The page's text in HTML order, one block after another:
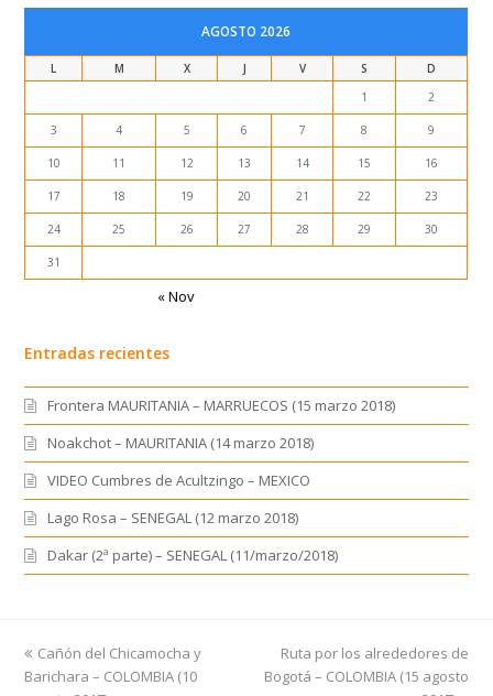
AGOSTO 2026
L M X J V S
D
1
2
3 4 5 6 7 8 9
10 11 12 13 14 15 16
17 18 19 20 21 22 23
24 25 26 27 28 29 30
31
« Nov
Entradas recientes
Frontera MAURITANIA – MARRUECOS (15 marzo 2018)
Noakchot – MAURITANIA (14 marzo 2018)
VIDEO Cumbres de Acultzingo – MEXICO
Lago Rosa – SENEGAL (12 marzo 2018)
Dakar (2ª parte) – SENEGAL (11/marzo/2018)
previous
post:
Cañón del Chicamocha y
Barichara – COLOMBIA (10
next
post:
Ruta por los alrededores de
Bogotá – COLOMBIA (15 agosto